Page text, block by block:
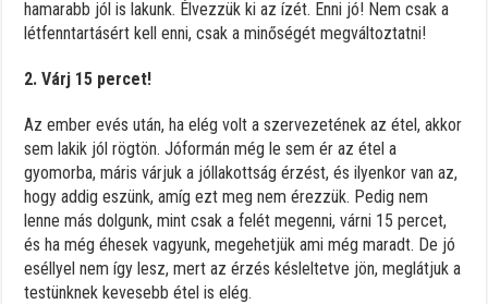
hamarabb jól is lakunk. Élvezzük ki az ízét. Enni jó! Nem csak a
létfenntartásért kell enni, csak a minőségét megváltoztatni!
2. Várj 15 percet!
Az ember evés után, ha elég volt a szervezetének az étel, akkor
sem lakik jól rögtön. Jóformán még le sem ér az étel a
gyomorba, máris várjuk a jóllakottság érzést, és ilyenkor van az,
hogy addig eszünk, amíg ezt meg nem érezzük. Pedig nem
lenne más dolgunk, mint csak a felét megenni, várni 15 percet,
és ha még éhesek vagyunk, megehetjük ami még maradt. De jó
eséllyel nem így lesz, mert az érzés késleltetve jön, meglátjuk a
testünknek kevesebb étel is elég.